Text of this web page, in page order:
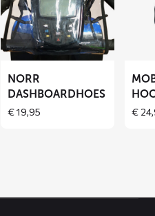
NORR
dashboardhoes
NORR
DASHBOARDHOES
€19,95 €